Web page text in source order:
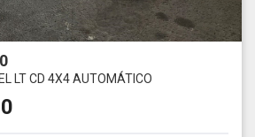
LT CD 4X4 AUTOMÁTICO